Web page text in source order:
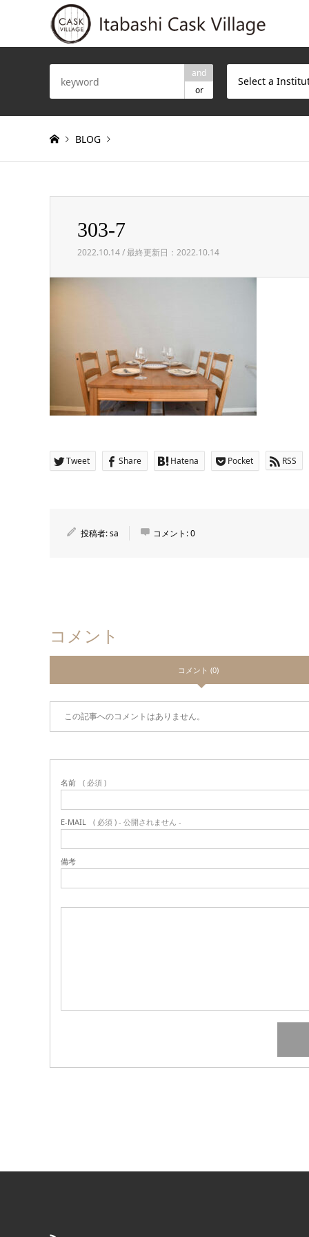
and
or
Select a
BLOG
303-7
2022.10.14 / 最終更新日：2022.10.14
Tweet Share Hatena Pocket RSS
投稿者:sa コメント:0
コメント
コメント (0)
この記事へのコメントはありません。
名前 ( 必須 )
E-MAIL ( 必須 ) - 公開されません -
備考